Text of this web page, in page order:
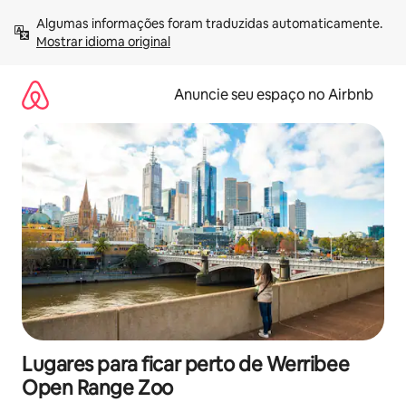
para
Mostrar idioma original
Anuncie seu espaço no Airbnb
Lugares para ficar perto de Werribee
Open Range Zoo